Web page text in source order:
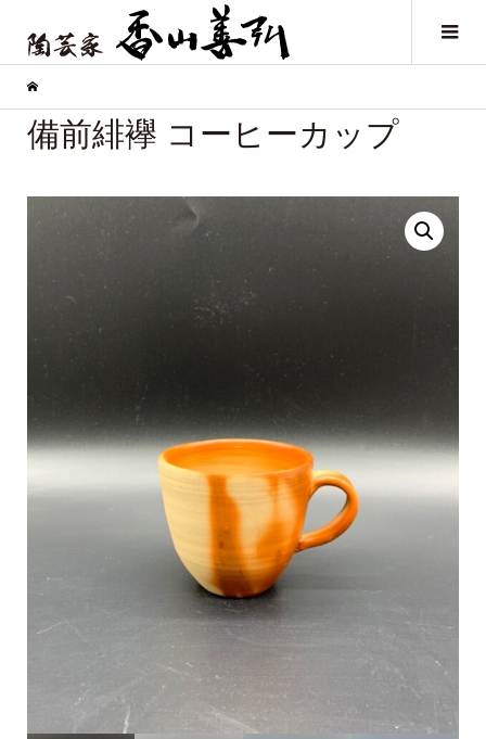
備前緋襷 コーヒーカップ